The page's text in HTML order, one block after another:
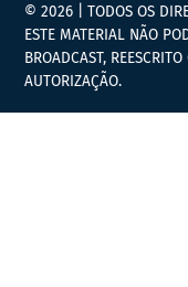
© 2026 | TODOS OS
ESTE MATERIAL NÃO
BROADCAST,
AUTORIZAÇÃO.